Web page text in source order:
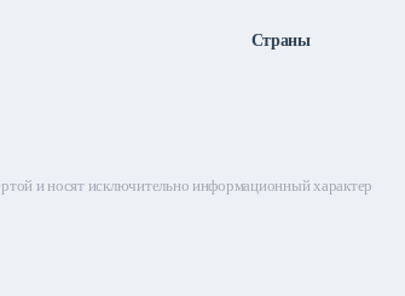
Страны
и носят исключительно информационный характер